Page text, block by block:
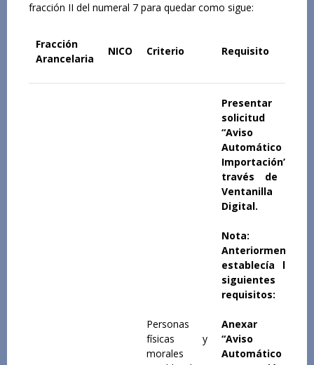
fracción II del numeral 7 para quedar como sigue:
Fracción
Arancelaria
NICO Criterio Requisito
Personas
físicas y
morales
Presentar
solicitud de
“Aviso
Automático de
Importación” a
través de la
Ventanilla
Digital.
Nota:
Anteriormente
establecía los
siguientes
requisitos:
Anexar al
“Aviso
Automático de